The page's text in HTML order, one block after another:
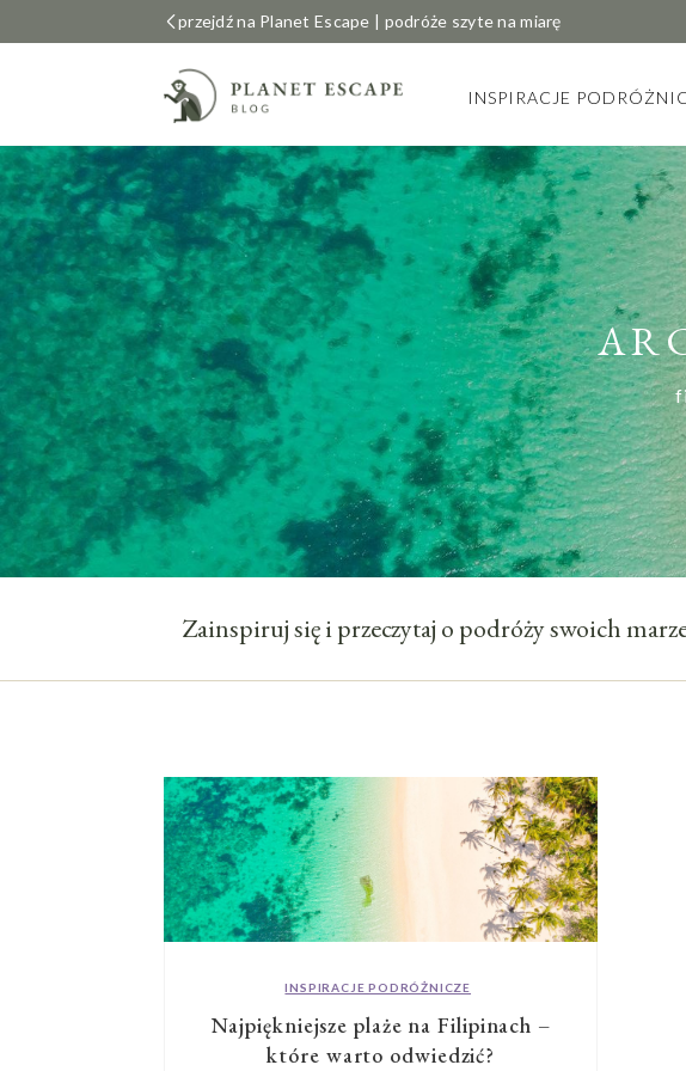
przejdź na Planet Escape | podróże szyte na miarę
INSPIRACJE
Zainspiruj się i przeczytaj o podróży swoich
INSPIRACJE PODRÓŻNICZE
Najpiękniejsze plaże na Filipinach –
które warto odwiedzić?